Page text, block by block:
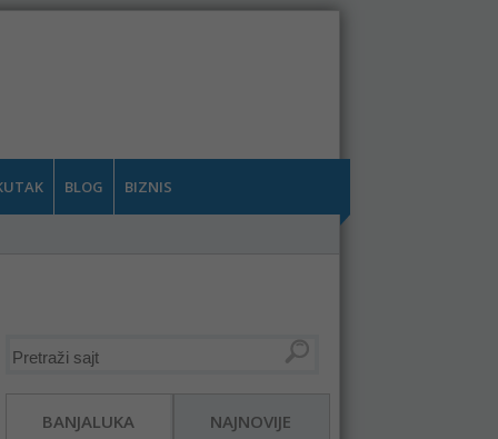
BLOG BIZNIS
BANJALUKA NAJNOVIJE